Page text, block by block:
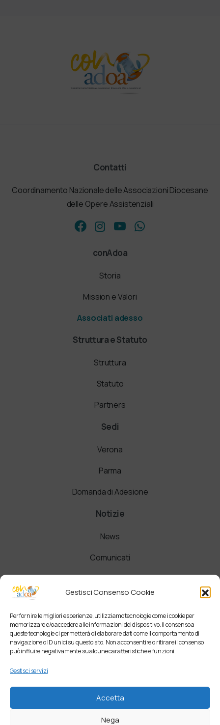
Gestisci Consenso Cookie
Per fornire le migliori esperienze, utilizziamo tecnologie come i cookie per
memorizzare e/o accedere alle informazioni del dispositivo. Il consenso a
queste tecnologie ci permetterà di elaborare dati come il comportamento di
navigazione o ID unici su questo sito. Non acconsentire o ritirare il consenso
può influire negativamente su alcune caratteristiche e funzioni.
Gestisci servizi
Accetta
Nega
Contatti
Coordinamento Nazionale delle Associazioni Diocesane
delle Opere Assistenziali
conAdoa
Storia
Mission e Valori
Associati adesso
Struttura e Statuto
Struttura
Statuto
Partners
Sedi
Verona
Parma
Domanda di Adesione
Notizie
News
Comunicati